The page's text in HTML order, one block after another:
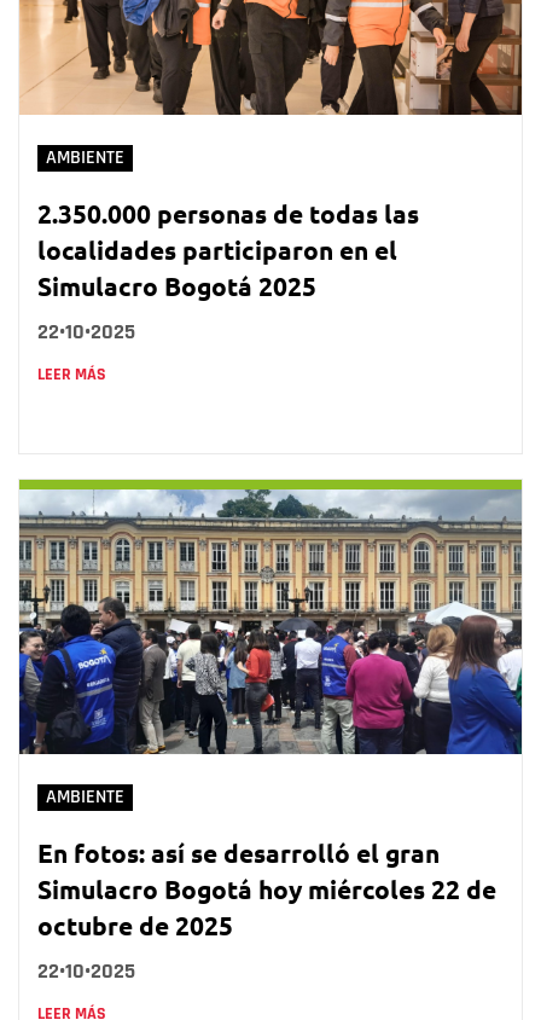
AMBIENTE
2.350.000 personas de todas las
localidades participaron en el
Simulacro Bogotá 2025
22•10•2025
LEER MÁS
AMBIENTE
En fotos: así se desarrolló el gran
Simulacro Bogotá hoy miércoles 22 de
octubre de 2025
22•10•2025
LEER MÁS